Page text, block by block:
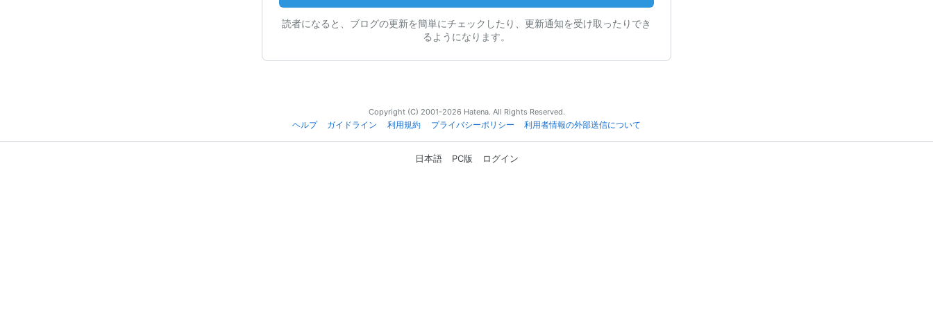
読者になると、ブログの更新を簡単にチェックしたり、更新通知を受け取ったりでき
るようになります。
Copyright (C) 2001-2026 Hatena. All Rights Reserved.
ヘルプ
ガイドライン 利用規約 プライバシーポリシー 利用者情報の外部送信について
日本語 PC版 ログイン